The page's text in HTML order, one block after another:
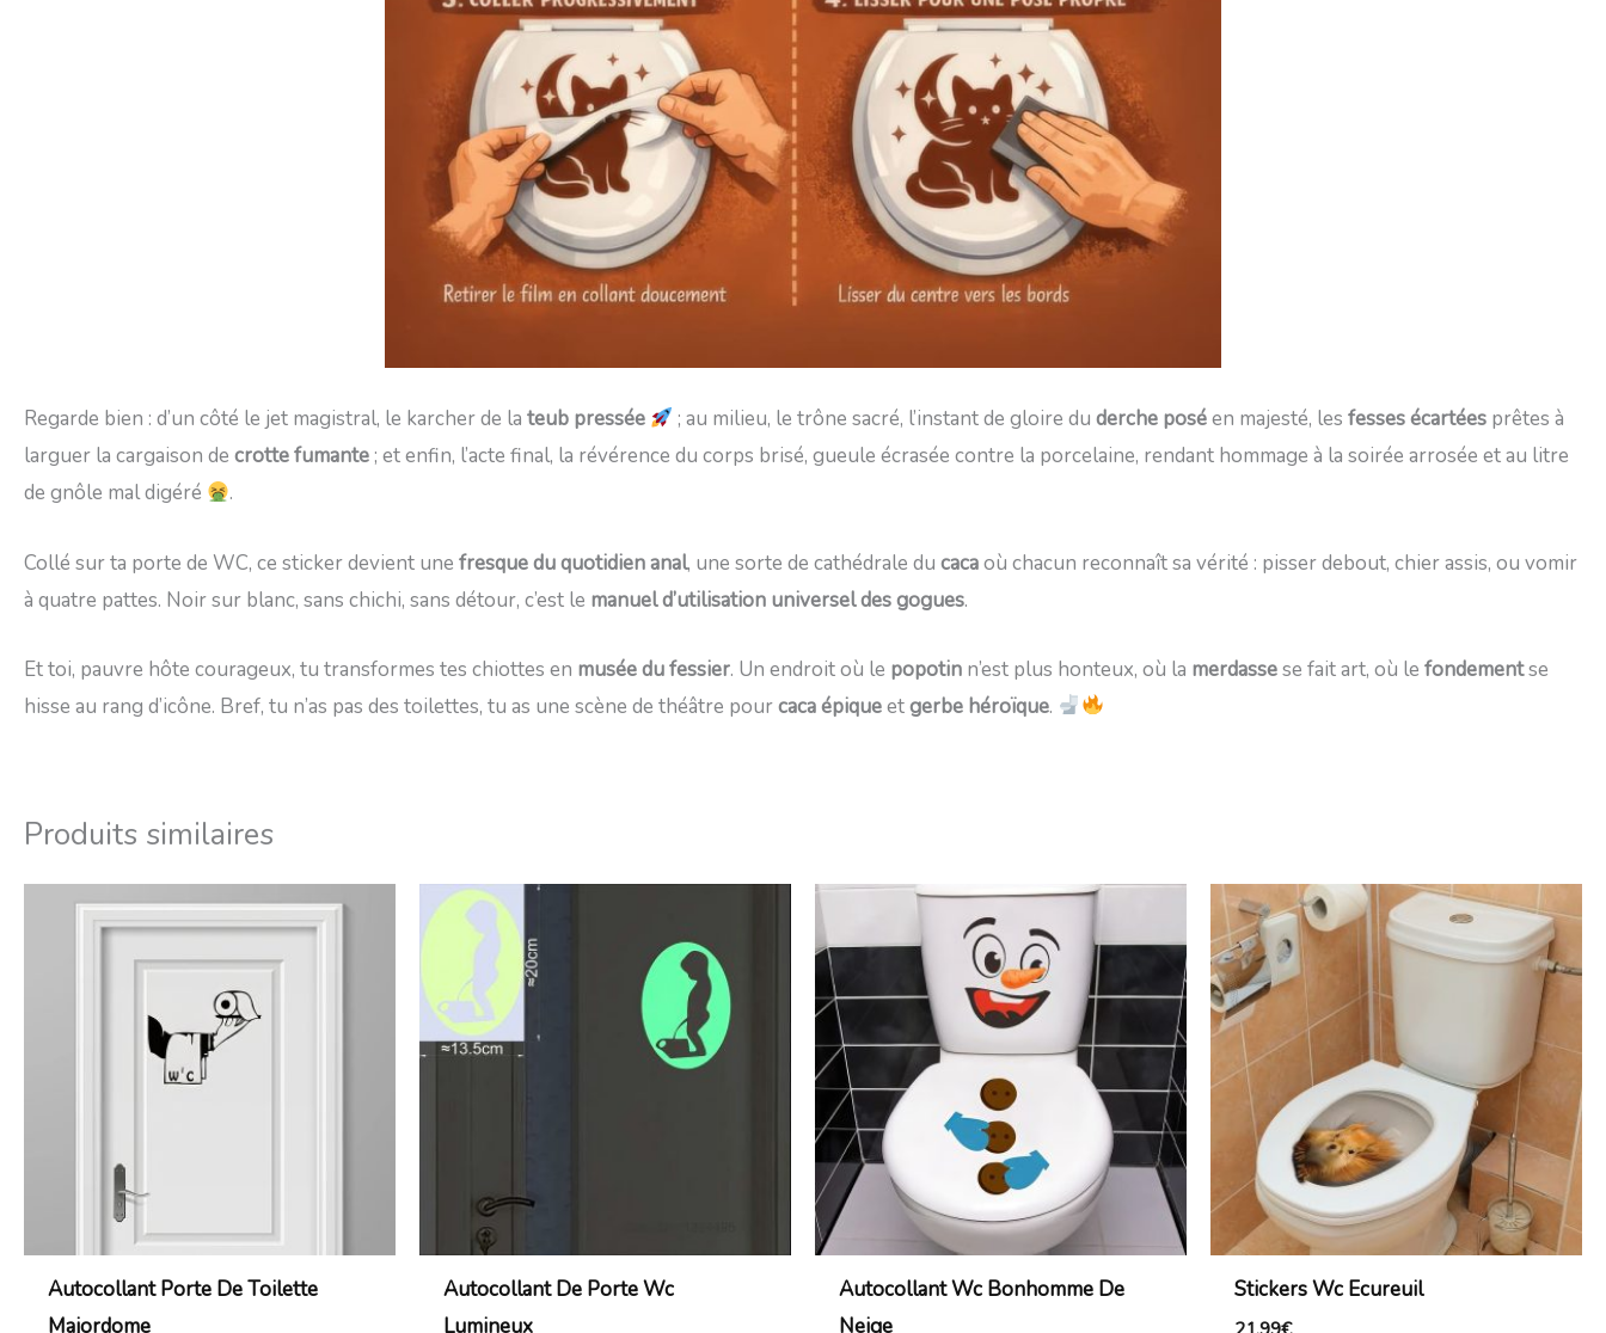
Regarde bien : d’un côté le jet magistral, le karcher de la teub pressée ; au milieu, le trône sacré, l’instant de gloire duderche poséen majesté, lesfesses écartées prêtes à
larguer la cargaison de crotte fumante ; et enfin, l’acte final, la révérence du corps brisé, gueule écrasée contre la porcelaine, rendant hommage à la soirée arrosée et au litre
de gnôle mal digéré
.
Collé sur ta porte de WC, ce sticker devient une fresque du quotidien anal, une sorte de cathédrale du cacaoù chacun reconnaît sa vérité : pisser debout, chier assis, ou vomir
à quatre pattes. Noir sur blanc, sans chichi, sans détour, c’est le manuel d’utilisation universel des gogues.
Et toi, pauvre hôte courageux, tu transformes tes chiottes en musée du fessier. Un endroit où le popotin n’est plus honteux, où la merdassese fait art, où le fondementse
hisse au rang d’icône. Bref, tu n’as pas des toilettes, tu as une scène de théâtre pourcaca épiqueetgerbe héroïque.
Produits similaires
Autocollant Porte De Toilette
Majordome
de
prix :
21,99€
23,99€
Autocollant De Porte Wc
Lumineux
Autocollant Wc Bonhomme De
Neige
Stickers Wc Ecureuil